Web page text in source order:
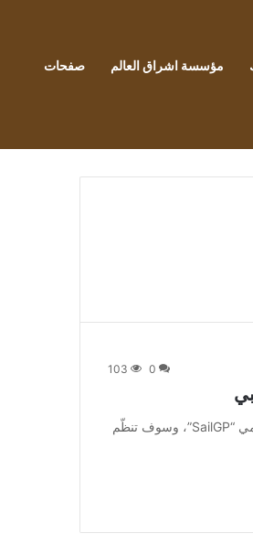
مؤسسة اشراق العالم صفحات
0
103
من صحيفة اشراق العالم 24:[ad_1] تستعد أبوظبي وللمرّة الأولى لاستضافة السباق العالمي “SailGP”، وسوف تنظّم